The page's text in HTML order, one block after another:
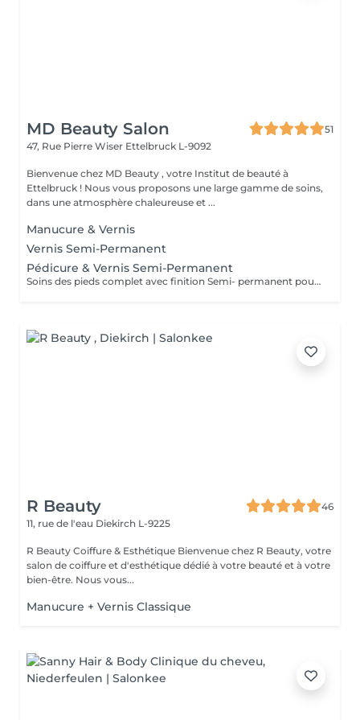
MD Beauty Salon
51
47, Rue Pierre Wiser Ettelbruck L-9092
Bienvenue chez MD Beauty , votre Institut de beauté à
Ettelbruck ! Nous vous proposons une large gamme de soins,
dans une atmosphère chaleureuse et ...
Manucure & Vernis
Vernis Semi-Permanent
Pédicure & Vernis Semi-Permanent
Soins des pieds complet avec finition Semi- permanent pour une tenue parfaite pendant plusieurs semaines .
R Beauty
46
11, rue de l'eau Diekirch L-9225
R Beauty Coiffure & Esthétique Bienvenue chez R Beauty, votre
salon de coiffure et d'esthétique dédié à votre beauté et à votre
bien-être. Nous vous...
Manucure + Vernis Classique